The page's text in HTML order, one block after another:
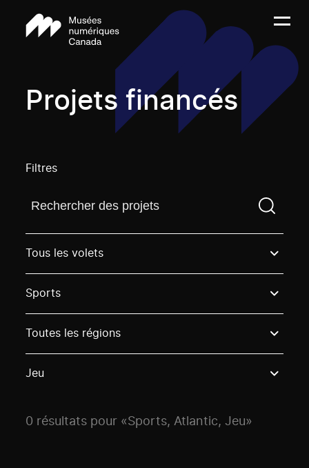
Projets financés
Filtres
Trouvez un projetVous devez saisir un terme de
Tous les volets
Sports
Toutes les régions
Jeu
0 résultats pour «Sports, Atlantic, Jeu»